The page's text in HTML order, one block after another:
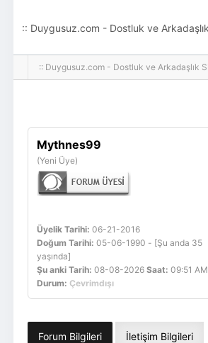
:: Duygusuz.com - Dostluk ve
hoş geldin ziyaretçi! Aramıza
:: Duygusuz.com - Dostluk ve Arkadaşlık
Mythnes99
(Yeni Üye)
Üyelik Tarihi: 06-21-2016
Doğum Tarihi: 05-06-1990 - [Şu anda 35
yaşında]
Şu anki Tarih: 08-08-2026 Saat: 09:51 AM
Durum: Çevrimdışı
Forum Bilgileri İletişim Bilgileri